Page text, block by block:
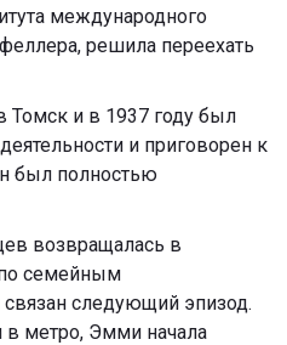
международного
решила переехать
Томск и в 1937 году был
и приговорен к
был полностью
возвращалась в
семейным
связан следующий эпизод.
в метро, Эмми начала